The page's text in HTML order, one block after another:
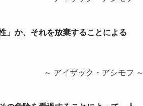
」か、それを放棄することによる
～ アイザック・アシモフ ～